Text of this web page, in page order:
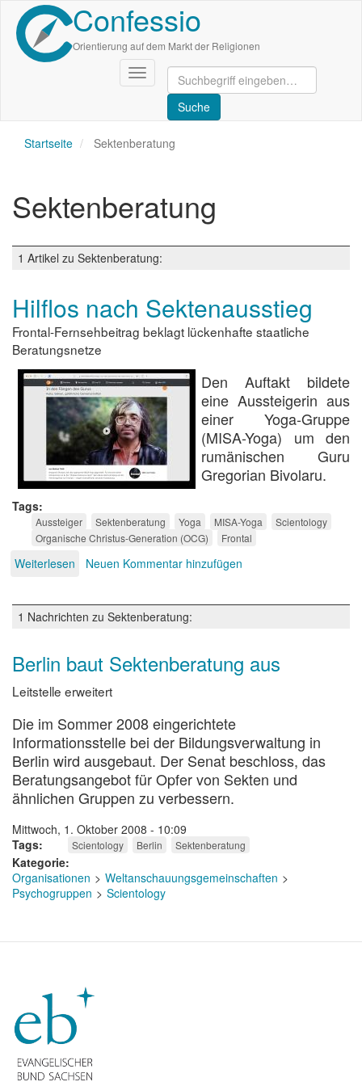
Direkt
zum
Inhalt
Confessio
Orientierung auf dem Markt der Religionen
Navigation
aktivieren/deaktivieren
Startseite Sektenberatung
Sektenberatung
1 Artikel zu Sektenberatung:
Hilflos nach Sektenausstieg
Frontal-Fernsehbeitrag beklagt lückenhafte staatliche
Beratungsnetze
Den Auftakt bildete
eine Aussteigerin aus
einer Yoga-Gruppe
(MISA-Yoga) um den
rumänischen Guru
Gregorian Bivolaru.
Tags
Aussteiger Sektenberatung Yoga MISA-Yoga
Scientology
Organische Christus-Generation (OCG)
Frontal
Weiterlesen über
Sektenausstieg
Neuen Kommentar hinzufügen
1 Nachrichten zu Sektenberatung:
Berlin baut Sektenberatung aus
Leitstelle erweitert
Die im Sommer 2008 eingerichtete
Informationsstelle bei der Bildungsverwaltung in
Berlin wird ausgebaut. Der Senat beschloss, das
Beratungsangebot für Opfer von Sekten und
ähnlichen Gruppen zu verbessern.
Mittwoch, 1. Oktober 2008 - 10:09
Tags
Scientology Berlin Sektenberatung
Kategorie
Organisationen
Weltanschauungsgemeinschaften
Psychogruppen
Scientology